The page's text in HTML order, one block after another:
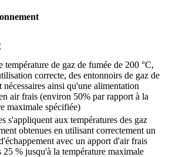
température de gaz de fumée de 200 °C,
correcte, des entonnoirs de gaz de
nécessaires ainsi qu'une alimentation
air frais (environ 50% par rapport à la
maximale spécifiée)
s'appliquent aux températures des gaz
obtenues en utilisant correctement un
avec un apport d'air frais
25 % jusqu'à la température maximale